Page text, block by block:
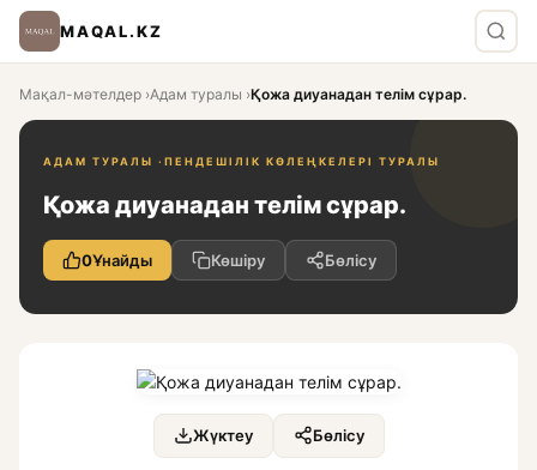
MAQAL.KZ
Мақал-мәтелдер ›Адам туралы ›Қожа диуанадан телім сұрар.
АДАМ ТУРАЛЫ · ПЕНДЕШІЛІК КӨЛЕҢКЕЛЕРІ ТУРАЛЫ
Қожа диуанадан телім сұрар.
0Ұнайды Көшіру Бөлісу
Жүктеу Бөлісу